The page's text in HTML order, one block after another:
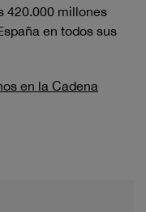
420.000 millones
en todos sus
en la Cadena